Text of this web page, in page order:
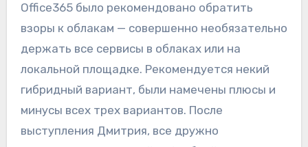
Office365 было рекомендовано обратить
взоры к облакам — совершенно необязательно
держать все сервисы в облаках или на
локальной площадке. Рекомендуется некий
гибридный вариант, были намечены плюсы и
минусы всех трех вариантов. После
выступления Дмитрия, все дружно